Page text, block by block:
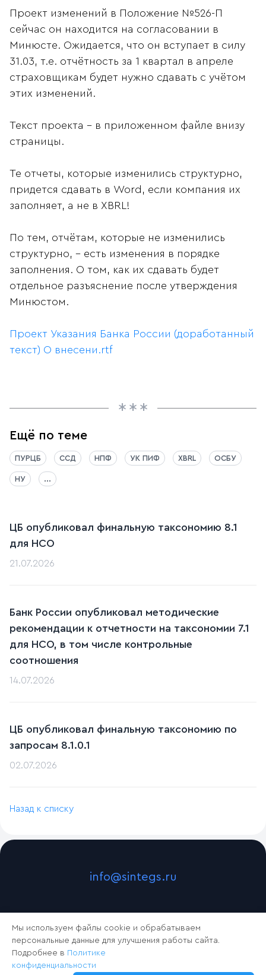
Проект изменений в Положение №526-П
сейчас он находится на согласовании в
Минюсте. Ожидается, что он вступает в силу
31.03, т.е. отчётность за 1 квартал в апреле
страховщикам будет нужно сдавать с учётом
этих изменений.
Текст проекта - в приложенном файле внизу
страницы.
Те отчеты, которые изменились структурно,
придется сдавать в Word, если компания их
заполняет, а не в XBRL!
По тем, отчётам, которые не изменились
структурно, - есть изменения в порядке
заполнения. О том, как их сдавать будет
отдельное разъяснение после утверждения
Минюстом.
Проект Указания Банка России (доработанный
текст) О внесени.rtf
Ещё по теме
ПУРЦБ ССД НПФ УК ПИФ XBRL ОСБУ
НУ ...
ЦБ опубликовал финальную таксономию 8.1
для НСО
21.07.2026
Банк России опубликовал методические
рекомендации к отчетности на таксономии 7.1
для НСО, в том числе контрольные
соотношения
14.07.2026
ЦБ опубликовал финальную таксономию по
запросам 8.1.0.1
02.07.2026
Назад к списку
info@sintegs.ru
Мы используем файлы cookie и обрабатываем
персональные данные для улучшения работы сайта.
Подробнее в Политике
конфиденциальности